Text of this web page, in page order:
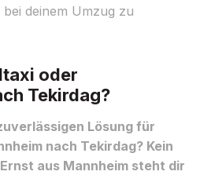
deinem Umzug zu
oder
Tekirdag?
Lösung für
nach Tekirdag? Kein
aus Mannheim steht dir